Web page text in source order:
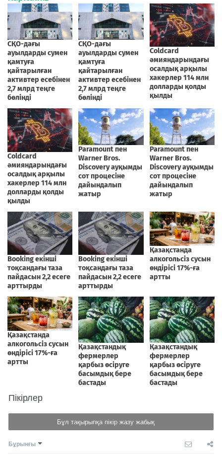
Пікірлер
Бұл тақырыпқа пікір жазу жабық
Бұрынғы